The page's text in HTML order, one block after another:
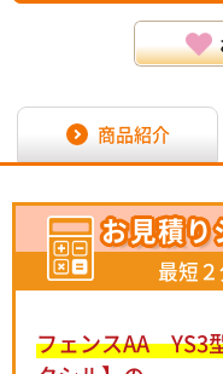
商品紹介
お見積り
最短
フェンスAA YS3